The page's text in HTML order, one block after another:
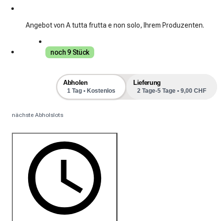
Angebot von A tutta frutta e non solo, Ihrem Produzenten.
noch 9 Stück
Abholen
1 Tag • Kostenlos
Lieferung
2 Tage-5 Tage • 9,00 CHF
nächste Abholslots